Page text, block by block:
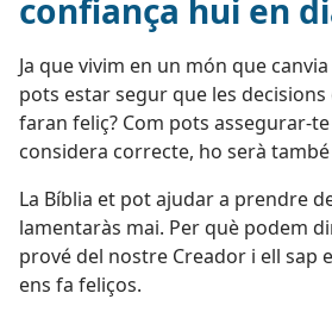
confiança hui en
Ja que vivim en un món que
pots estar segur que les
faran feliç? Com pots assegurar-
considera correcte, ho serà
La Bíblia et pot ajudar a prendre
lamentaràs mai. Per què podem
prové del nostre Creador i ell sap
ens fa feliços.